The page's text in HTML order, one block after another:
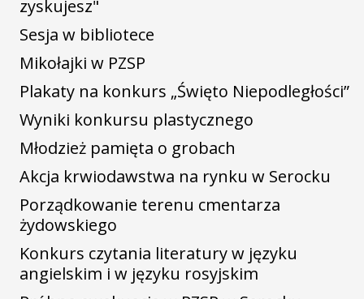
zyskujesz"
Sesja w bibliotece
Mikołajki w PZSP
Plakaty na konkurs „Święto Niepodległości”
Wyniki konkursu plastycznego
Młodzież pamięta o grobach
Akcja krwiodawstwa na rynku w Serocku
Porządkowanie terenu cmentarza
żydowskiego
Konkurs czytania literatury w języku
angielskim i w języku rosyjskim